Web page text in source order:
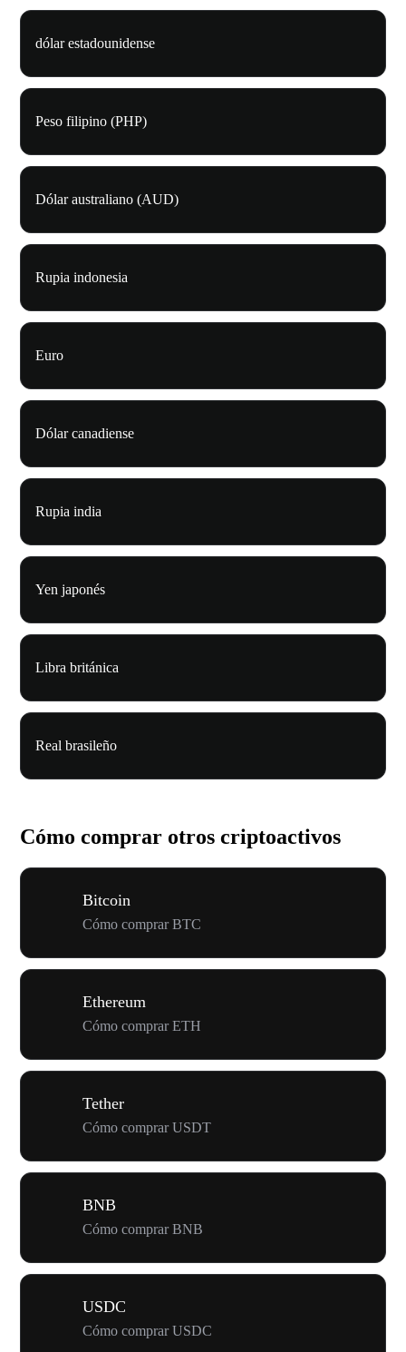
dólar estadounidense
Peso filipino (PHP)
Dólar australiano (AUD)
Rupia indonesia
Euro
Dólar canadiense
Rupia india
Yen japonés
Libra británica
Real brasileño
Cómo comprar otros criptoactivos
Bitcoin
Cómo comprar BTC
Ethereum
Cómo comprar ETH
Tether
Cómo comprar USDT
BNB
Cómo comprar BNB
USDC
Cómo comprar USDC